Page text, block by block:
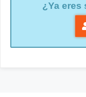
¿Ya eres